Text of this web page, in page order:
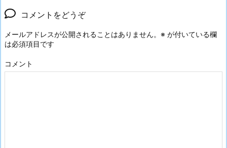
コメントをどうぞ
メールアドレスが公開されることはありません。 ※ が付いている欄
は必須項目です
コメント